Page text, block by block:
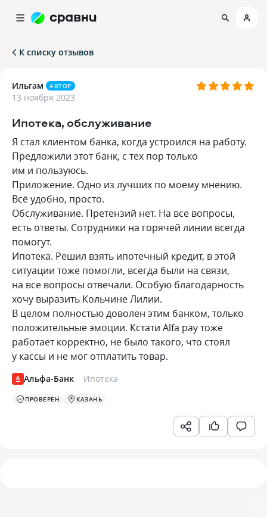
К списку отзывов
Ильгам АВТОР
13 ноября 2023
Ипотека, обслуживание
Я стал клиентом банка, когда устроился на работу.
Предложили этот банк, с тех пор только
им и пользуюсь.
Приложение. Одно из лучших по моему мнению.
Всё удобно, просто.
Обслуживание. Претензий нет. На все вопросы,
есть ответы. Сотрудники на горячей линии всегда
помогут.
Ипотека. Решил взять ипотечный кредит, в этой
ситуации тоже помогли, всегда были на связи,
на все вопросы отвечали. Особую благодарность
хочу выразить Кольчине Лилии.
В целом полностью доволен этим банком, только
положительные эмоции. Кстати Alfa pay тоже
работает корректно, не было такого, что стоял
у кассы и не мог отплатить товар.
Альфа-Банк Ипотека
ПРОВЕРЕН КАЗАНЬ